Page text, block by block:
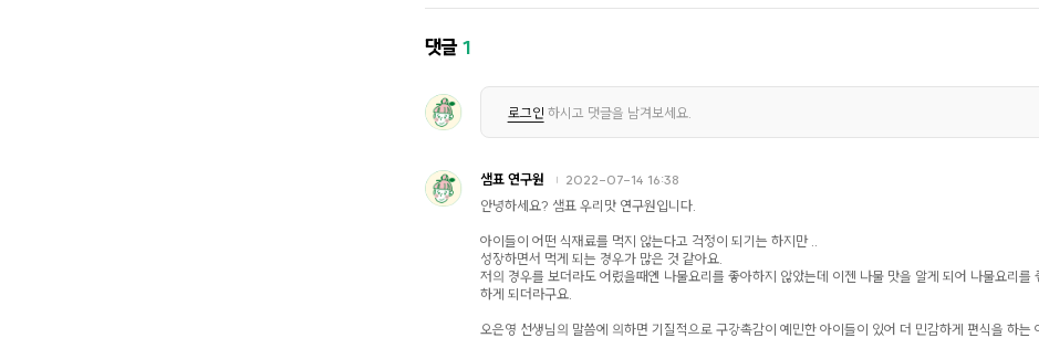
댓글1
로그인 하시고 댓글을 남겨보세요.
샘표 연구원 2022-07-14 16:38
안녕하세요? 샘표 우리맛 연구원입니다.
아이들이 어떤 식재료를 먹지 않는다고 걱정이 되기는 하지만 ..
성장하면서 먹게 되는 경우가 많은 것 같아요.
저의 경우를 보더라도 어렸을때엔 나물요리를 좋아하지 않았는데 이젠 나물 맛을 알게 되어 나물요리를
하게 되더라구요.
오은영 선생님의 말씀에 의하면 기질적으로 구강촉감이 예민한 아이들이 있어 더 민감하게 편식을 하는